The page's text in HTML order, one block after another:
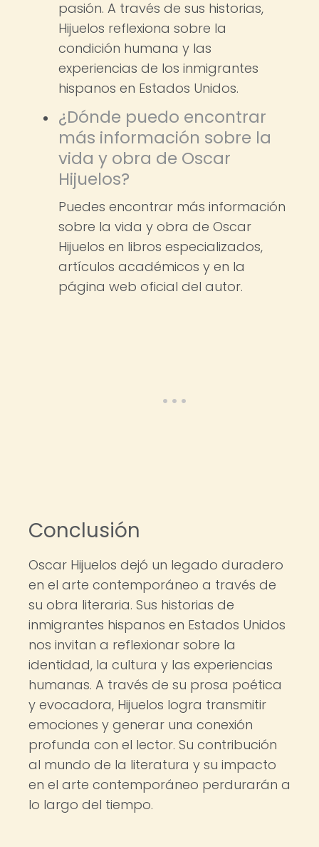
pasión. A través de sus historias,
Hijuelos reflexiona sobre la
condición humana y las
experiencias de los inmigrantes
hispanos en Estados Unidos.
¿Dónde puedo encontrar
más información sobre la
vida y obra de Oscar
Hijuelos?
Puedes encontrar más información
sobre la vida y obra de Oscar
Hijuelos en libros especializados,
artículos académicos y en la
página web oficial del autor.
Conclusión
Oscar Hijuelos dejó un legado duradero
en el arte contemporáneo a través de
su obra literaria. Sus historias de
inmigrantes hispanos en Estados Unidos
nos invitan a reflexionar sobre la
identidad, la cultura y las experiencias
humanas. A través de su prosa poética
y evocadora, Hijuelos logra transmitir
emociones y generar una conexión
profunda con el lector. Su contribución
al mundo de la literatura y su impacto
en el arte contemporáneo perdurarán a
lo largo del tiempo.